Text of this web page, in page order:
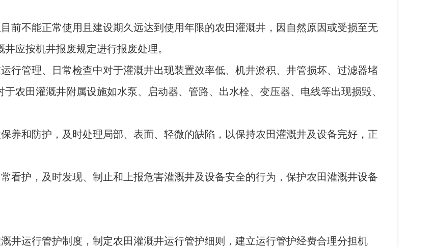
前不能正常使用且建设期久远达到使用年限的农田灌溉井，因自然原因或受损至无
应按机井报废规定进行报废处理。
行管理、日常检查中对于灌溉井出现装置效率低、机井淤积、井管损坏、过滤器堵
农田灌溉井附属设施如水泵、启动器、管路、出水栓、变压器、电线等出现损毁、
养和防护，及时处理局部、表面、轻微的缺陷，以保持农田灌溉井及设备完好，正
看护，及时发现、制止和上报危害灌溉井及设备安全的行为，保护农田灌溉井设备
井运行管护制度，制定农田灌溉井运行管护细则，建立运行管护经费合理分担机